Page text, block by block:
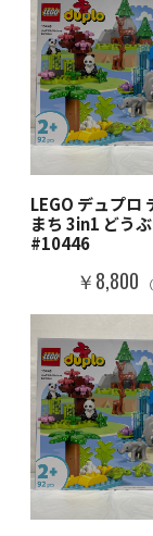
LEGO デュプロ
まち 3in1 どう
#10446
￥8,800